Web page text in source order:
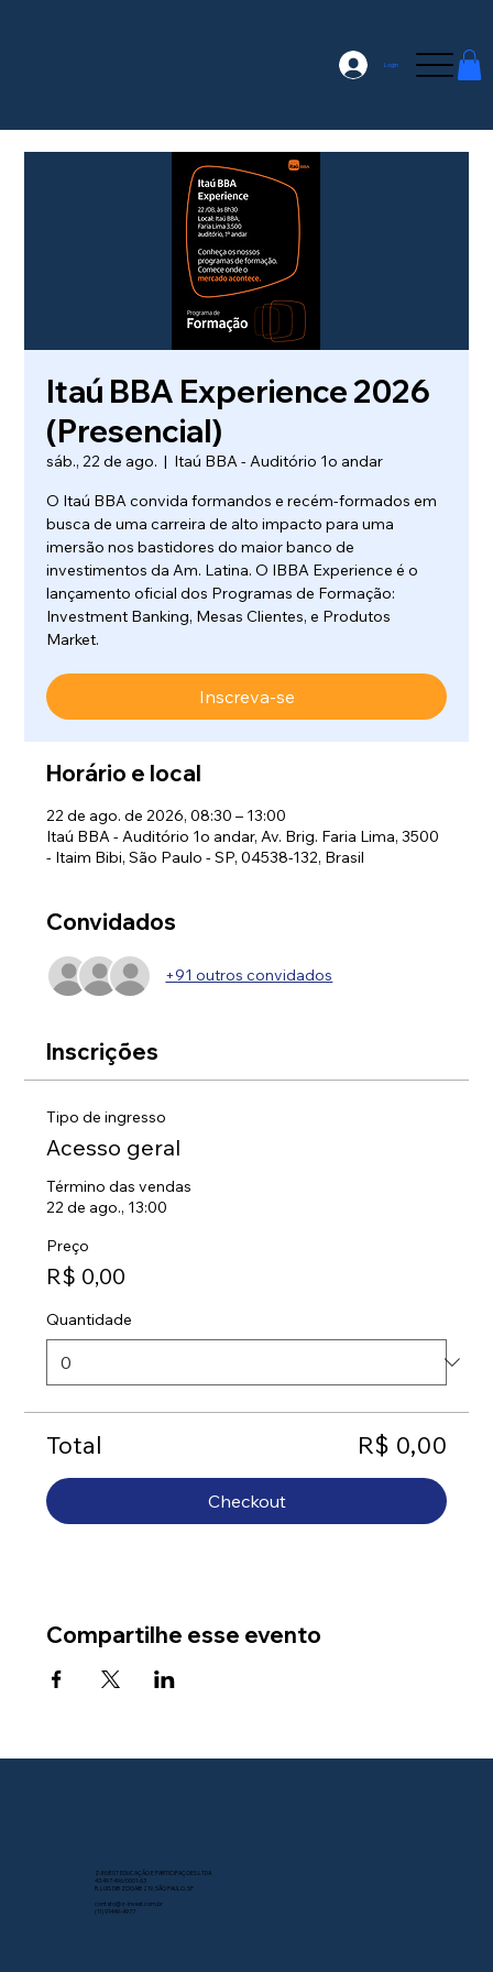
Login
Itaú BBA Experience 2026
(Presencial)
sáb., 22 de ago.
  |
Itaú BBA - Auditório 1o andar
O Itaú BBA convida formandos e recém-formados em
busca de uma carreira de alto impacto para uma
imersão nos bastidores do maior banco de
investimentos da Am. Latina. O IBBA Experience é o
lançamento oficial dos Programas de Formação:
Investment Banking, Mesas Clientes, e Produtos
Market.
Inscreva-se
Horário e local
22 de ago. de 2026, 08:30 – 13:00
Itaú BBA - Auditório 1o andar, Av. Brig. Faria Lima, 3500
- Itaim Bibi, São Paulo - SP, 04538-132, Brasil
Convidados
+91 outros convidados
Inscrições
Tipo de ingresso
Acesso geral
Término das vendas
22 de ago., 13:00
Preço
R$ 0,00
Quantidade
Total R$ 0,00
Checkout
Compartilhe esse evento
Z-INVEST EDUCAÇÃO E PARTICIPAÇOES LTDA
43.497.496/0001-63
R. LUIS DIB ZOGAIB 219, SÃO PAULO, SP
contato@z-invest.com.br
(11) 91449-4977